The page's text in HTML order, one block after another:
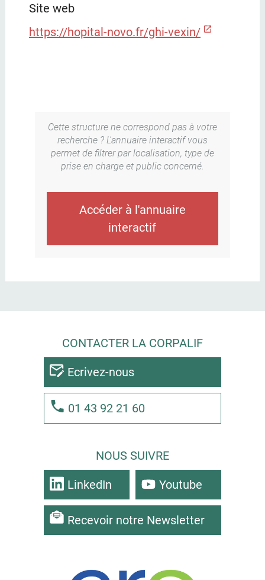
Site web
https://hopital-novo.fr/ghi-vexin/
Cette structure ne correspond pas à votre
recherche ? L'annuaire interactif vous
permet de filtrer par localisation, type de
prise en charge et public concerné.
Accéder à l'annuaire
interactif
CONTACTER LA CORPALIF
Ecrivez-nous
01 43 92 21 60
NOUS SUIVRE
LinkedIn Youtube
Recevoir notre Newsletter